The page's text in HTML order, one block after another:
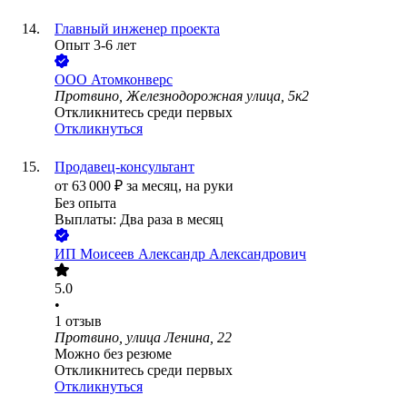
Главный инженер проекта
Опыт 3-6 лет
ООО Атомконверс
Протвино, Железнодорожная улица, 5к2
Откликнитесь среди первых
Откликнуться
Продавец-консультант
от 63 000 ₽ за месяц, на руки
Без опыта
Выплаты: Два раза в месяц
ИП Моисеев Александр Александрович
5.0
•
1 отзыв
Протвино, улица Ленина, 22
Можно без резюме
Откликнитесь среди первых
Откликнуться